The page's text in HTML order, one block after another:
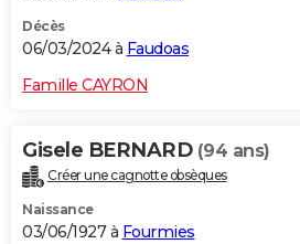
Décès
06/03/2024 à Faudoas
Famille CAYRON
Gisele BERNARD (94 ans)
Créer une cagnotte obsèques
Naissance
03/06/1927 à Fourmies